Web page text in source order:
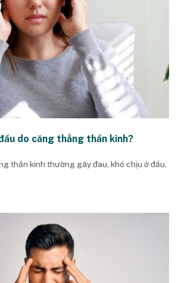
do căng thẳng thần kinh?
thần kinh thường gây đau, khó chịu ở đầu,